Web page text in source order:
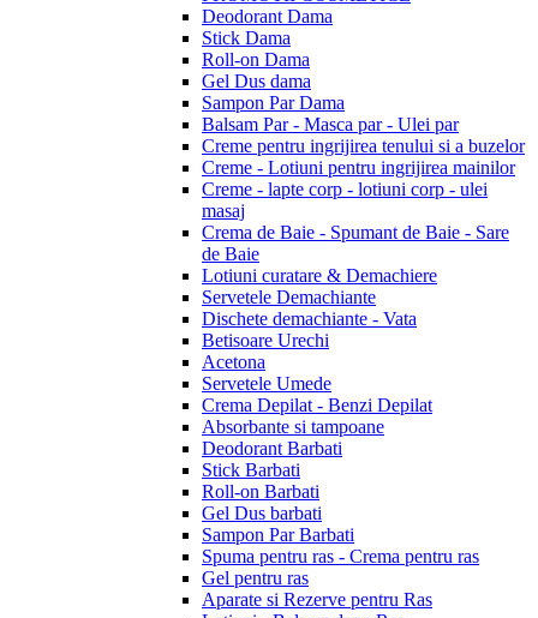
Deodorant Dama
Stick Dama
Roll-on Dama
Gel Dus dama
Sampon Par Dama
Balsam Par - Masca par - Ulei par
Creme pentru ingrijirea tenului si a buzelor
Creme - Lotiuni pentru ingrijirea mainilor
Creme - lapte corp - lotiuni corp - ulei
masaj
Crema de Baie - Spumant de Baie - Sare
de Baie
Lotiuni curatare & Demachiere
Servetele Demachiante
Dischete demachiante - Vata
Betisoare Urechi
Acetona
Servetele Umede
Crema Depilat - Benzi Depilat
Absorbante si tampoane
Deodorant Barbati
Stick Barbati
Roll-on Barbati
Gel Dus barbati
Sampon Par Barbati
Spuma pentru ras - Crema pentru ras
Gel pentru ras
Aparate si Rezerve pentru Ras